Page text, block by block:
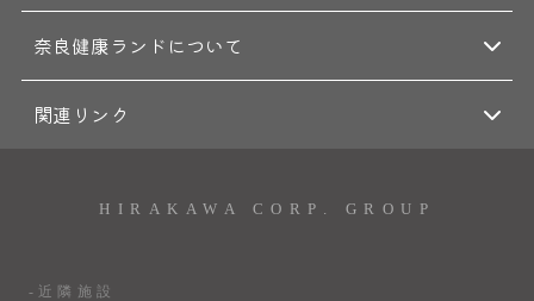
奈良健康ランドについて
関連リンク
HIRAKAWA CORP. GROUP
-近隣施設